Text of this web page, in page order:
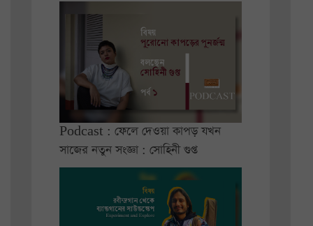
Podcast : ফেলে দেওয়া কাপড় যখন
সাজের নতুন সংজ্ঞা : সোহিনী গুপ্ত